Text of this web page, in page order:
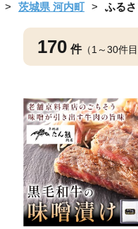
茨城県 河内町 ふる
170 件（1～30件目